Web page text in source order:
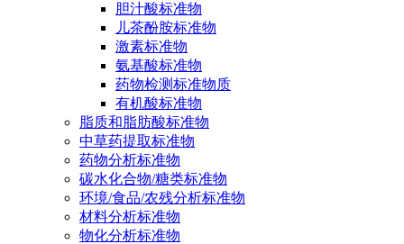
胆汁酸标准物
儿茶酚胺标准物
激素标准物
氨基酸标准物
药物检测标准物质
有机酸标准物
脂质和脂肪酸标准物
中草药提取标准物
药物分析标准物
碳水化合物/糖类标准物
环境/食品/农残分析标准物
材料分析标准物
物化分析标准物